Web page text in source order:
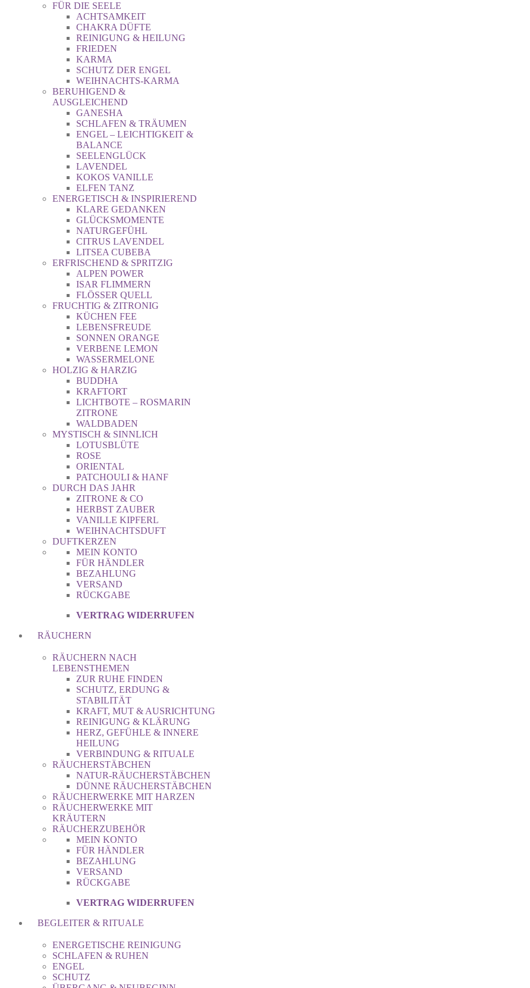
FÜR DIE SEELE
ACHTSAMKEIT
CHAKRA DÜFTE
REINIGUNG & HEILUNG
FRIEDEN
KARMA
SCHUTZ DER ENGEL
WEIHNACHTS-KARMA
BERUHIGEND &
AUSGLEICHEND
GANESHA
SCHLAFEN & TRÄUMEN
ENGEL – LEICHTIGKEIT &
BALANCE
SEELENGLÜCK
LAVENDEL
KOKOS VANILLE
ELFEN TANZ
ENERGETISCH & INSPIRIEREND
KLARE GEDANKEN
GLÜCKSMOMENTE
NATURGEFÜHL
CITRUS LAVENDEL
LITSEA CUBEBA
ERFRISCHEND & SPRITZIG
ALPEN POWER
ISAR FLIMMERN
FLÖSSER QUELL
FRUCHTIG & ZITRONIG
KÜCHEN FEE
LEBENSFREUDE
SONNEN ORANGE
VERBENE LEMON
WASSERMELONE
HOLZIG & HARZIG
BUDDHA
KRAFTORT
LICHTBOTE – ROSMARIN
ZITRONE
WALDBADEN
MYSTISCH & SINNLICH
LOTUSBLÜTE
ROSE
ORIENTAL
PATCHOULI & HANF
DURCH DAS JAHR
ZITRONE & CO
HERBST ZAUBER
VANILLE KIPFERL
WEIHNACHTSDUFT
DUFTKERZEN
MEIN KONTO
FÜR HÄNDLER
BEZAHLUNG
VERSAND
RÜCKGABE
VERTRAG WIDERRUFEN
RÄUCHERN
RÄUCHERN NACH
LEBENSTHEMEN
ZUR RUHE FINDEN
SCHUTZ, ERDUNG &
STABILITÄT
KRAFT, MUT & AUSRICHTUNG
REINIGUNG & KLÄRUNG
HERZ, GEFÜHLE & INNERE
HEILUNG
VERBINDUNG & RITUALE
RÄUCHERSTÄBCHEN
NATUR-RÄUCHERSTÄBCHEN
DÜNNE RÄUCHERSTÄBCHEN
RÄUCHERWERKE MIT HARZEN
RÄUCHERWERKE MIT
KRÄUTERN
RÄUCHERZUBEHÖR
MEIN KONTO
FÜR HÄNDLER
BEZAHLUNG
VERSAND
RÜCKGABE
VERTRAG WIDERRUFEN
BEGLEITER & RITUALE
ENERGETISCHE REINIGUNG
SCHLAFEN & RUHEN
ENGEL
SCHUTZ